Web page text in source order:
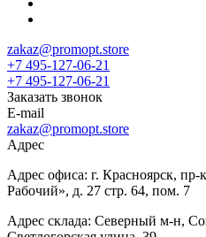
zakaz@promopt.store
+7 495-127-06-21
+7 495-127-06-21
Заказать звонок
E-mail
zakaz@promopt.store
Адрес
Адрес офиса: г. Красноярск,
Рабочий», д. 27 стр. 64, пом. 7
Адрес склада: Северный м-н,